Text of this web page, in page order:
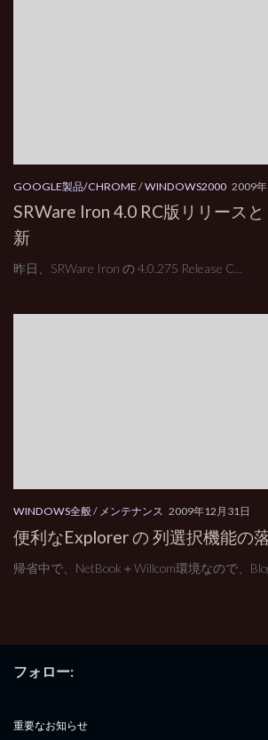
GOOGLE製品/CHROME/WINDOWS2000 2009
SRWare Iron 4.0 RC版リリース
新
昨日、SRWare Iron の 4.0.275 Release C...
WINDOWS全般/ メンテナンス 2009年12月31日
便利なExplorer の 列選択機能の
帰省中で、NetBook＋Willcom環境なので、
フォロー:
重要なお知らせ